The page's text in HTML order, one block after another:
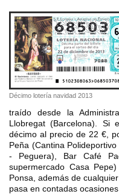
Décimo lotería navidad 2013
traído desde la
Llobregat (Barcelona). Si
décimo al precio de 22 €,
Peña (Cantina
- Peguera), Bar Café
supermercado Casa
Ponsa, además de
pasa en contadas